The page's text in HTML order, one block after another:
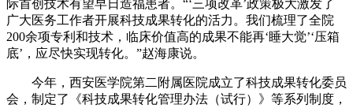
际首创技术有望早日造福患者。“‘三项改革’政策极大激发了
广大医务工作者开展科技成果转化的活力。我们梳理了全院
200余项专利和技术，临床价值高的成果不能再‘睡大觉’‘压箱
底’，应尽快实现转化。”赵海康说。
今年，西安医学院第二附属医院成立了科技成果转化委员
会，制定了《科技成果转化管理办法（试行）》等系列制度，